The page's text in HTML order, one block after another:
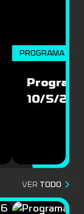
PROGRAMA
10/5/
VER TODO